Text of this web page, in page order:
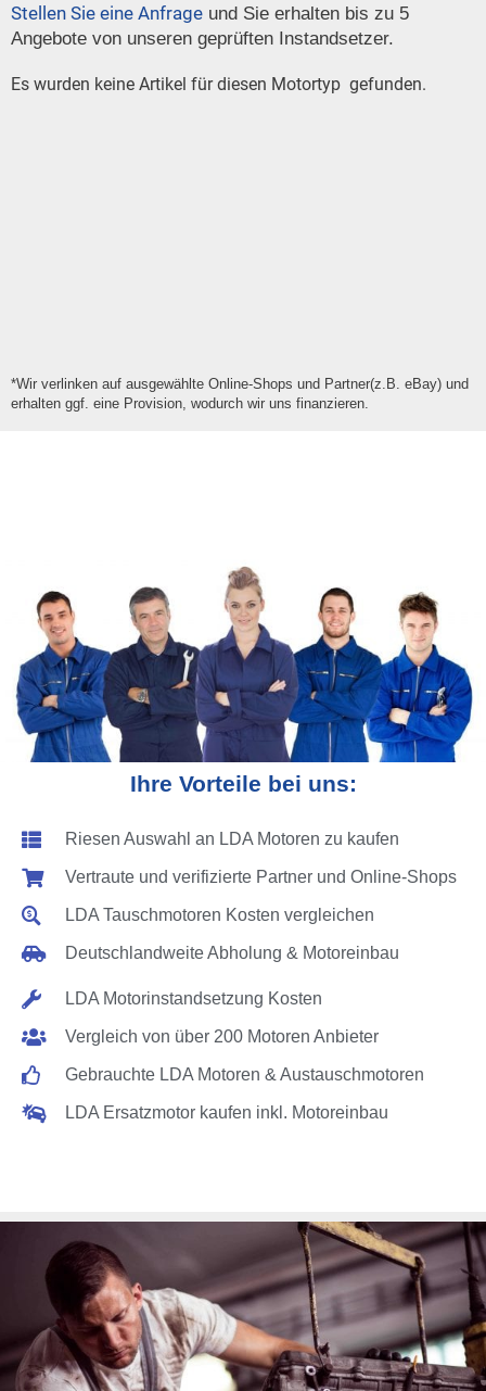
Stellen Sie eine Anfrage und Sie erhalten bis zu 5
Angebote von unseren geprüften Instandsetzer.
Es wurden keine Artikel für diesen Motortyp gefunden.
*Wir verlinken auf ausgewählte Online-Shops und Partner(z.B. eBay) und
erhalten ggf. eine Provision, wodurch wir uns finanzieren.
Ihre Vorteile bei uns:
Riesen Auswahl an LDA Motoren zu kaufen
Vertraute und verifizierte Partner und Online-Shops
LDA Tauschmotoren Kosten vergleichen
Deutschlandweite Abholung & Motoreinbau
LDA Motorinstandsetzung Kosten
Vergleich von über 200 Motoren Anbieter
Gebrauchte LDA Motoren & Austauschmotoren
LDA Ersatzmotor kaufen inkl. Motoreinbau